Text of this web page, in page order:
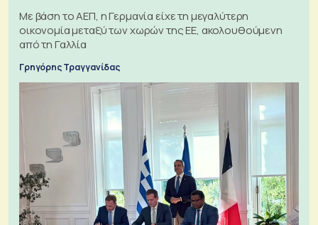
Με βάση το ΑΕΠ, η Γερμανία είχε τη μεγαλύτερη
οικονομία μεταξύ των χωρών της ΕΕ, ακολουθούμενη
από τη Γαλλία
Γρηγόρης Τραγγανίδας